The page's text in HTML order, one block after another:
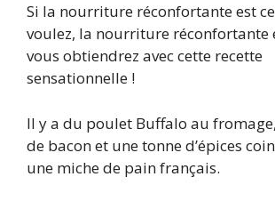
Si la nourriture réconfortante est
voulez, la nourriture réconfortante
vous obtiendrez avec cette recette
sensationnelle !
Il y a du poulet Buffalo au
de bacon et une tonne d’épices
une miche de pain français.